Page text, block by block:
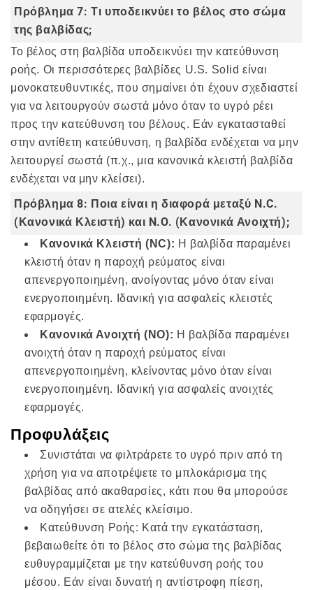
Πρόβλημα 7: Τι υποδεικνύει το βέλος στο σώμα
της βαλβίδας;
Το βέλος στη βαλβίδα υποδεικνύει την κατεύθυνση
ροής. Οι περισσότερες βαλβίδες U.S. Solid είναι
μονοκατευθυντικές, που σημαίνει ότι έχουν σχεδιαστεί
για να λειτουργούν σωστά μόνο όταν το υγρό ρέει
προς την κατεύθυνση του βέλους. Εάν εγκατασταθεί
στην αντίθετη κατεύθυνση, η βαλβίδα ενδέχεται να μην
λειτουργεί σωστά (π.χ., μια κανονικά κλειστή βαλβίδα
ενδέχεται να μην κλείσει).
Πρόβλημα 8: Ποια είναι η διαφορά μεταξύ N.C.
(Κανονικά Κλειστή) και N.O. (Κανονικά Ανοιχτή);
Κανονικά Κλειστή (NC): Η βαλβίδα παραμένει
κλειστή όταν η παροχή ρεύματος είναι
απενεργοποιημένη, ανοίγοντας μόνο όταν είναι
ενεργοποιημένη. Ιδανική για ασφαλείς κλειστές
εφαρμογές.
Κανονικά Ανοιχτή (NO): Η βαλβίδα παραμένει
ανοιχτή όταν η παροχή ρεύματος είναι
απενεργοποιημένη, κλείνοντας μόνο όταν είναι
ενεργοποιημένη. Ιδανική για ασφαλείς ανοιχτές
εφαρμογές.
Προφυλάξεις
Συνιστάται να φιλτράρετε το υγρό πριν από τη
χρήση για να αποτρέψετε το μπλοκάρισμα της
βαλβίδας από ακαθαρσίες, κάτι που θα μπορούσε
να οδηγήσει σε ατελές κλείσιμο.
Κατεύθυνση Ροής: Κατά την εγκατάσταση,
βεβαιωθείτε ότι το βέλος στο σώμα της βαλβίδας
ευθυγραμμίζεται με την κατεύθυνση ροής του
μέσου. Εάν είναι δυνατή η αντίστροφη πίεση,